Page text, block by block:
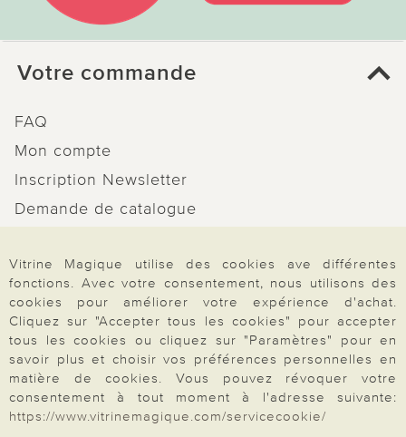
Votre commande
FAQ
Mon compte
Inscription Newsletter
Demande de catalogue
Droit de rétractation
Rétractation
Paiement & Livraison
Vitrine Magique utilise des cookies ave différentes
fonctions. Avec votre consentement, nous utilisons des
cookies pour améliorer votre expérience d'achat.
Cliquez sur "Accepter tous les cookies" pour accepter
tous les cookies ou cliquez sur "Paramètres" pour en
savoir plus et choisir vos préférences personnelles en
matière de cookies. Vous pouvez révoquer votre
consentement à tout moment à l'adresse suivante:
https://www.vitrinemagique.com/servicecookie/